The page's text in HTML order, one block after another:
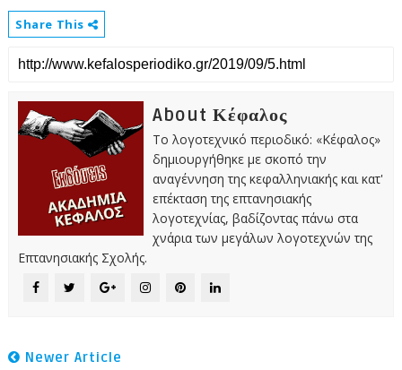
Share This
About Κέφαλος
Το λογοτεχνικό περιοδικό: «Κέφαλος»
δημιουργήθηκε με σκοπό την
αναγέννηση της κεφαλληνιακής και κατ'
επέκταση της επτανησιακής
λογοτεχνίας, βαδίζοντας πάνω στα
χνάρια των μεγάλων λογοτεχνών της
Επτανησιακής Σχολής.
Newer Article